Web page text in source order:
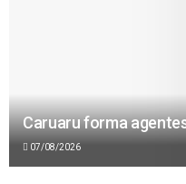
Caruaru forma
07/08/2026